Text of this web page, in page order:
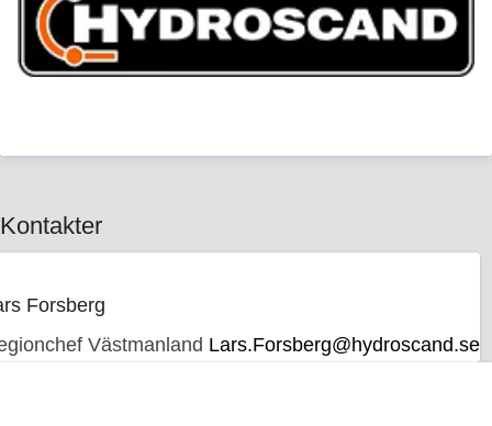
Kontakter
Forsberg
Västmanland Lars.Forsberg@hydroscand.se